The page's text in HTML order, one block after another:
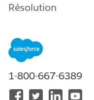
Résolution
image inside a
<block>
<external-
</block>
1-800-667-6389